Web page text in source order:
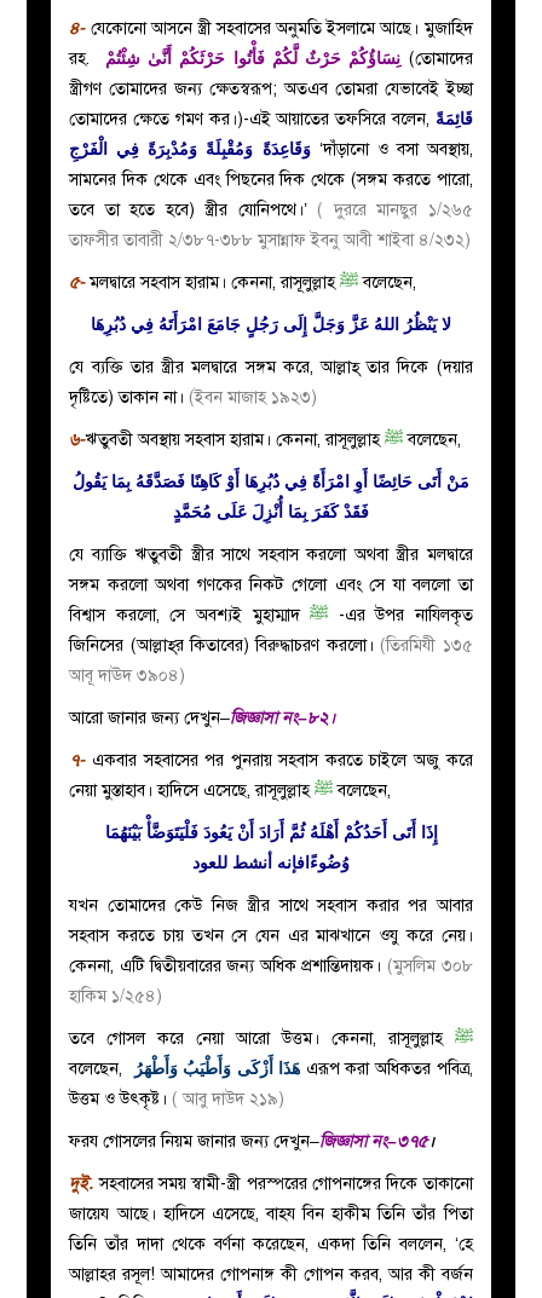
৪-যেকোনো আসনে স্ত্রী সহবাসের অনুমতি ইসলামে আছে। মুজাহিদ
রহ. نِسَاؤُكُمْ حَرْثٌ لَّكُمْ فَأْتُوا حَرْثَكُمْ أَنَّىٰ شِئْتُمْ (তোমাদের
স্ত্রীগণ তোমাদের জন্য ক্ষেতস্বরূপ; অতএব তোমরা যেভাবেই ইচ্ছা
তোমাদের ক্ষেতে গমণ কর।)-এই আয়াতের তফসিরে বলেন, قَائِمَةً
وَقَاعِدَةً وَمُقْبِلَةً وَمُدْبِرَةً فِي الْفَرْجِ
‘দাঁড়ানো ও বসা অবস্থায়,
সামনের দিক থেকে এবং পিছনের দিক থেকে (সঙ্গম করতে পারো,
তবে তা হতে হবে) স্ত্রীর যোনিপথে।’ ( দুররে মানছুর ১/২৬৫
তাফসীর তাবারী ২/৩৮৭-৩৮৮ মুসান্নাফ ইবনু আবী শাইবা ৪/২৩২)
৫-মলদ্বারে সহবাস হারাম। কেননা, রাসূলুল্লাহﷺবলেছেন,
لا يَنْظُرُ اللهُ عَزَّ وَجَلَّ إِلَى رَجُلٍ جَامَعَ امْرَأَتَهُ فِي دُبُرِهَا
যে ব্যক্তি তার স্ত্রীর মলদ্বারে সঙ্গম করে, আল্লাহ্ তার দিকে (দয়ার
দৃষ্টিতে) তাকান না। (ইবন মাজাহ ১৯২৩)
৬-ঋতুবতী অবস্থায় সহবাস হারাম। কেননা, রাসূলুল্লাহﷺবলেছেন,
مَنْ أَتَى حَائِضًا أَوِ امْرَأَةً فِي دُبُرِهَا أَوْ كَاهِنًا فَصَدَّقَهُ بِمَا يَقُولُ
فَقَدْ كَفَرَ بِمَا أُنْزِلَ عَلَى مُحَمَّدٍ
যে ব্যাক্তি ঋতুবতী স্ত্রীর সাথে সহবাস করলো অথবা স্ত্রীর মলদ্বারে
সঙ্গম করলো অথবা গণকের নিকট গেলো এবং সে যা বললো তা
বিশ্বাস করলো, সে অবশ্যই মুহাম্মাদ ﷺ -এর উপর নাযিলকৃত
জিনিসের (আল্লাহ্‌র কিতাবের) বিরুদ্ধাচরণ করলো। (তিরমিযী ১৩৫
আবূ দাঊদ ৩৯০৪)
আরো জানার জন্য দেখুন–জিজ্ঞাসা নং–৮২।
৭- একবার সহবাসের পর পুনরায় সহবাস করতে চাইলে অজু করে
নেয়া মুস্তাহাব। হাদিসে এসেছে, রাসূলুল্লাহﷺবলেছেন,
إِذَا أَتَى أَحَدُكُمْ أَهْلَهُ ثُمَّ أَرَادَ أَنْ يَعُودَ فَلْيَتَوَضَّأْ بَيْنَهُمَا
وُضُوءًافإنه أنشط للعود
যখন তোমাদের কেউ নিজ স্ত্রীর সাথে সহবাস করার পর আবার
সহবাস করতে চায় তখন সে যেন এর মাঝখানে ওযু করে নেয়।
কেননা, এটি দ্বিতীয়বারের জন্য অধিক প্রশান্তিদায়ক। (মুসলিম ৩০৮
হাকিম ১/২৫৪)
তবে গোসল করে নেয়া আরো উত্তম। কেননা, রাসূলুল্লাহ ﷺ
বলেছেন,
هَذَا أَزْكَى وَأَطْيَبُ وَأَطْهَرُ এরূপ করা অধিকতর পবিত্র,
উত্তম ও উৎকৃষ্ট। ( আবু দাউদ ২১৯)
ফরয গোসলের নিয়ম জানার জন্য দেখুন–জিজ্ঞাসা নং–৩৭৫।
দুই. সহবাসের সময় স্বামী-স্ত্রী পরস্পরের গোপনাঙ্গের দিকে তাকানো
জায়েয আছে। হাদিসে এসেছে, বাহয বিন হাকীম তিনি তাঁর পিতা
তিনি তাঁর দাদা থেকে বর্ণনা করেছেন, একদা তিনি বললেন, ‘হে
আল্লাহর রসূল! আমাদের গোপনাঙ্গ কী গোপন করব, আর কী বর্জন